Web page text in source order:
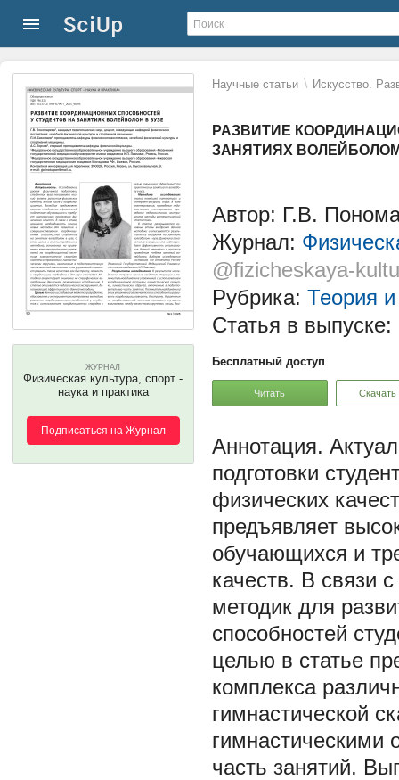
Научные статьи \ Искусство.
РАЗВИТИЕ
ЗАНЯТИЯХ
ЖУРНАЛ
Физическая культура, спорт -
наука и практика
Подписаться на Журнал
Автор: Г.В.
Журнал:
@fizicheskaya-
Рубрика: Теория
Статья в выпуске:
Бесплатный доступ
Читать Скачать
подготовки
физических
предъявляет
обучающихся и
качеств. В связи
методик для
способностей
целью в статье
комплекса
гимнастической
гимнастическими
часть занятий.